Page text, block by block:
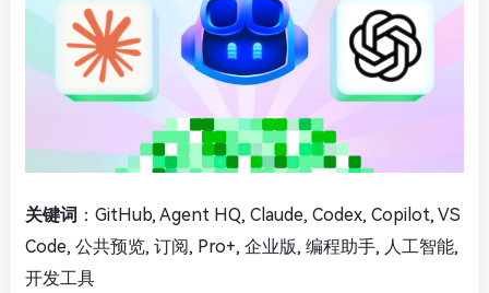
关键词 ：GitHub, Agent HQ, Claude, Codex, Copilot, VS
Code, 公共预览, 订阅, Pro+, 企业版, 编程助手, 人工智能,
开发工具